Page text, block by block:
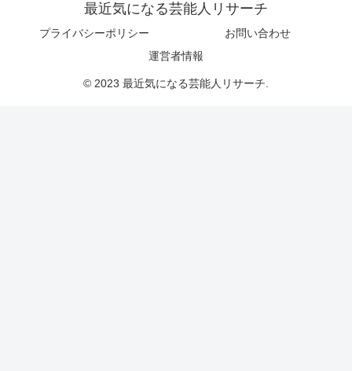
最近気になる芸能人リサーチ
プライバシーポリシー
お問い合わせ
運営者情報
© 2023 最近気になる芸能人リサーチ.